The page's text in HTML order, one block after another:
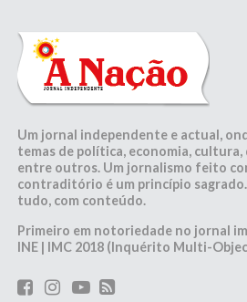
Um jornal independente e actual,
temas de política, economia,
entre outros. Um jornalismo feito
contraditório é um princípio
tudo, com conteúdo.
Primeiro em notoriedade no jornal
INE | IMC 2018 (Inquérito Multi-